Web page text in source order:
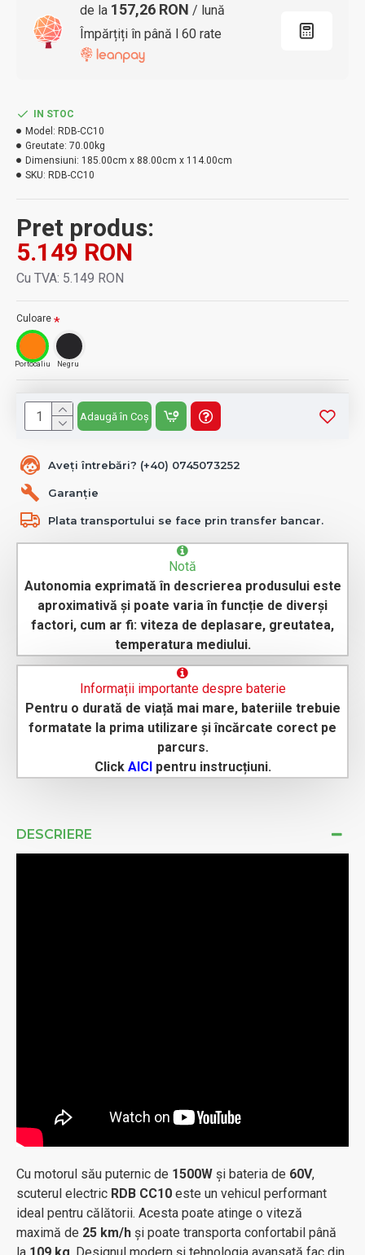
DESCRIERE
Cu motorul său puternic de 1500W și bateria de 60V,
scuterul electric RDB CC10 este un vehicul performant
ideal pentru călătorii. Acesta poate atinge o viteză
maximă de 25 km/h și poate transporta confortabil până
de la 157,26 RON / lună
Împărțiți în până l 60 rate
Aveți întrebări? (+40) 0745073252
Garanție
Plata transportului se face prin transfer bancar.
Notă
Autonomia exprimată în descrierea produsului este
aproximativă și poate varia în funcție de diverși
factori, cum ar fi: viteza de deplasare, greutatea,
temperatura mediului.
Informații importante despre baterie
Pentru o durată de viață mai mare, bateriile trebuie
formatate la prima utilizare și încărcate corect pe
parcurs.
Click AICIpentru instrucțiuni.
Pret produs:
5.149 RON
Cu TVA: 5.149 RON
IN STOC
Model: RDB-CC10
Greutate: 70.00kg
Dimensiuni: 185.00cm x 88.00cm x 114.00cm
SKU: RDB-CC10
Culoare
Portocaliu Negru
Adaugă în Coș